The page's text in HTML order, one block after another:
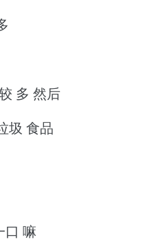
多 然后
圾 食品
口 嘛